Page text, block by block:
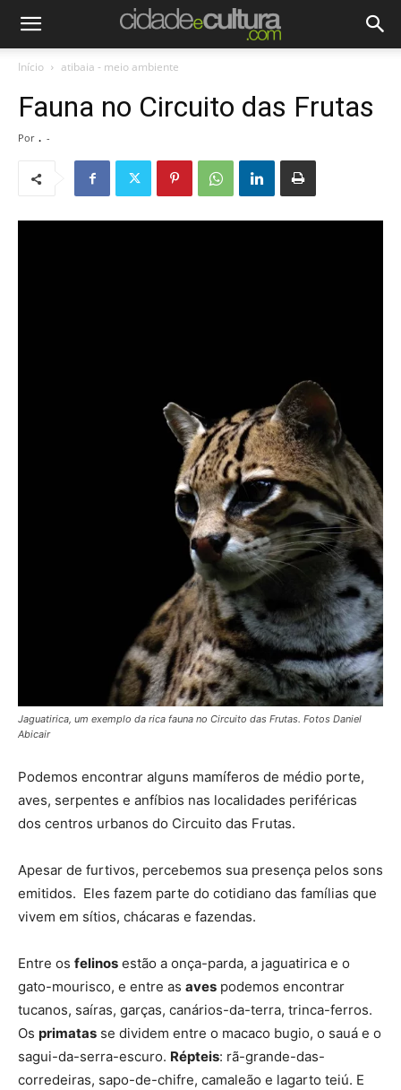
Início atibaia - meio ambiente
Fauna no Circuito das Frutas
Por . -
Jaguatirica, um exemplo da rica fauna no Circuito das Frutas. Fotos Daniel
Abicair
Podemos encontrar alguns mamíferos de médio porte,
aves, serpentes e anfíbios nas localidades periféricas
dos centros urbanos do Circuito das Frutas.
Apesar de furtivos, percebemos sua presença pelos sons
emitidos. Eles fazem parte do cotidiano das famílias que
vivem em sítios, chácaras e fazendas.
Entre os felinos estão a onça-parda, a jaguatirica e o
gato-mourisco, e entre as aves podemos encontrar
tucanos, saíras, garças, canários-da-terra, trinca-ferros.
Os primatas se dividem entre o macaco bugio, o sauá e o
sagui-da-serra-escuro. Répteis: rã-grande-das-
corredeiras, sapo-de-chifre, camaleão e lagarto teiú. E